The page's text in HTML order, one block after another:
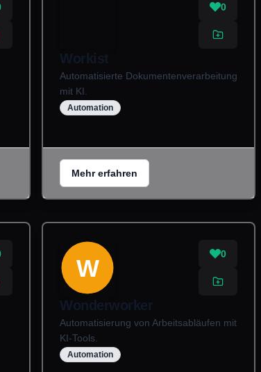
0
Workist
Automatisierte Dokumentenverarbeitung
mit KI.
Automation
Mehr erfahren
W
0
Wonderworker
Automatisierung von Arbeitsabläufen mit
KI-Tools.
Automation